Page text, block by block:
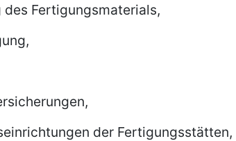
Fertigungsmaterials,
der Fertigungsstätten,